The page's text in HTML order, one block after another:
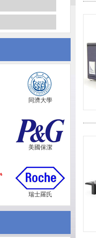
同濟大學
美國保潔
瑞士羅氏